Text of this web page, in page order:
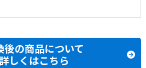
後の商品について
詳しくはこちら